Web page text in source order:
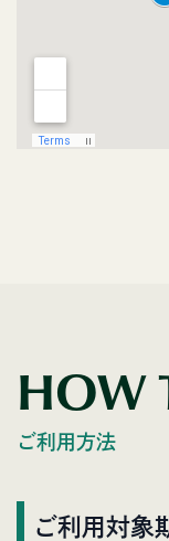
HOW
ご利用方法
ご利用対象